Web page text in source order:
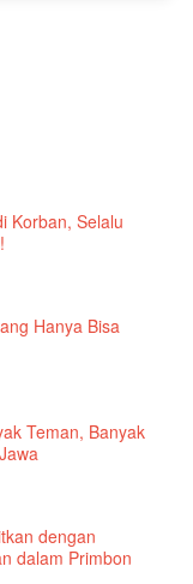
Korban, Selalu
Hanya Bisa
Teman, Banyak
dengan
dalam Primbon